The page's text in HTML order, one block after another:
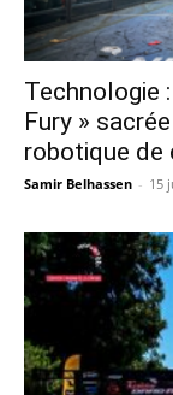
Technologie
Fury »
robotique de
Samir Belhassen - 15